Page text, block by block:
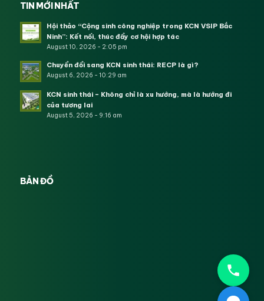
TIN MỚI NHẤT
Hội thảo “Cộng sinh công nghiệp trong KCN VSIP Bắc
Ninh”: Kết nối, thúc đẩy cơ hội hợp tác
August 10, 2026 - 2:05 pm
Chuyển đổi sang KCN sinh thái: RECP là gì?
August 6, 2026 - 10:29 am
KCN sinh thái – Không chỉ là xu hướng, mà là hướng đi
của tương lai
August 5, 2026 - 9:16 am
BẢN ĐỒ